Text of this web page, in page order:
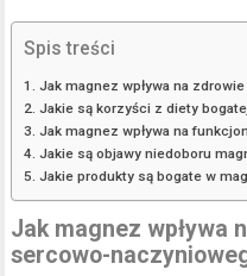
Spis treści
Jak magnez wpływa na
Jakie są korzyści z diety
Jak magnez wpływa na
Jakie są objawy niedoboru
Jakie produkty są bogate w
Jak magnez wpływa
sercowo-